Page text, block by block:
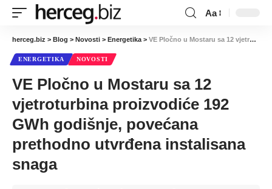
Aa
herceg.biz > Blog > Novosti > Energetika > VE Pločno u Mostaru sa 12 vjetroturbina proizvodiće 192 GWh godišnje, povećana prethodno utvrđena instalisana snaga
ENERGETIKA NOVOSTI
VE Pločno u Mostaru sa 12
vjetroturbina proizvodiće 192
GWh godišnje, povećana
prethodno utvrđena instalisana
snaga